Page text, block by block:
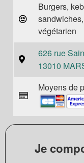
Burgers,
végétarien
626 rue
13010
Moyens de
Je